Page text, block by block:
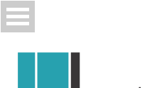
Skip
to